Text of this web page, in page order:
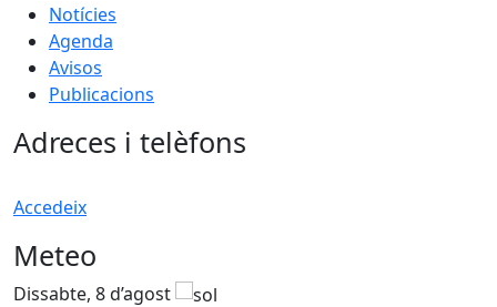
Notícies
Agenda
Avisos
Publicacions
Adreces i telèfons
Accedeix
Meteo
Dissabte, 8 d’agost